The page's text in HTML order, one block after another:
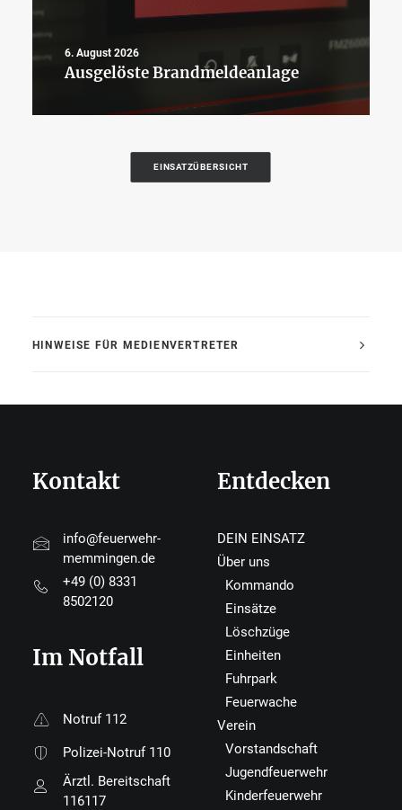
6. August 2026
Ausgelöste Brandmeldeanlage
EINSATZÜBERSICHT
HINWEISE FÜR MEDIENVERTRETER
Kontakt
info@feuerwehr-
memmingen.de
+49 (0) 8331
8502120
Im Notfall
Notruf 112
Polizei-Notruf 110
Ärztl. Bereitschaft
116117
Entdecken
DEIN EINSATZ
Über uns
Kommando
Einsätze
Löschzüge
Einheiten
Fuhrpark
Feuerwache
Verein
Vorstandschaft
Jugendfeuerwehr
Kinderfeuerwehr